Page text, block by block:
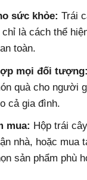
sức khỏe: Trái
chỉ là cách thể
toàn.
mọi đối tượng:
quà cho người
cả gia đình.
mua: Hộp trái
nhà, hoặc mua
sản phẩm phù